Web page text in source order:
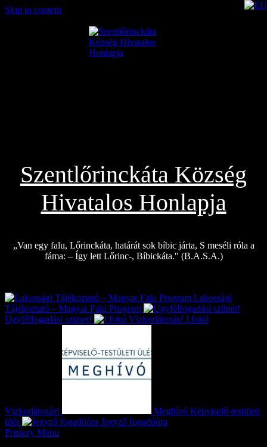
Skip to content
Szentlőrinckáta Község
Hivatalos Honlapja
„Van egy falu, Lőrinckáta, határát sok bíbic járta, S meséli róla a
fáma: – Így lett Lőrinc-, Bíbickáta." (B.A.S.A.)
Lakossági
Tájékoztató – Magyar Falu Program
Ügyfélfogadási szünet!
I.fokú
Vízkorlátozás!
Meghívó Képviselő-testületi
ülés
Jegyző fogadóóra
Primary Menu